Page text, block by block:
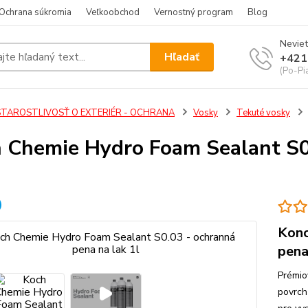
súkromia Veľkoobchod Vernostný program Blog
Hľadať
(Po-
O EXTERIÉR - OCHRANA Vosky Tekuté vosky
Chemie Hydro Foam Sealant